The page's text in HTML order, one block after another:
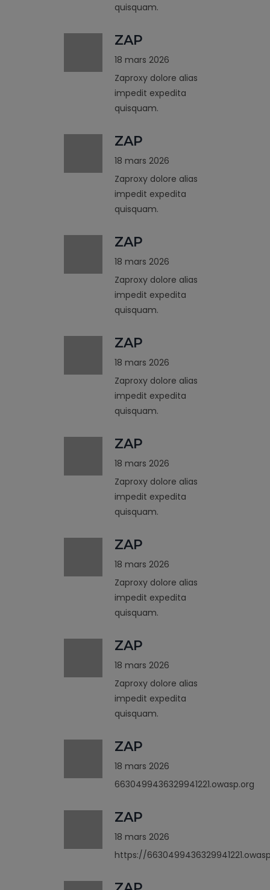
quisquam.
ZAP
18 mars 2026
Zaproxy dolore alias
impedit expedita
quisquam.
ZAP
18 mars 2026
Zaproxy dolore alias
impedit expedita
quisquam.
ZAP
18 mars 2026
Zaproxy dolore alias
impedit expedita
quisquam.
ZAP
18 mars 2026
Zaproxy dolore alias
impedit expedita
quisquam.
ZAP
18 mars 2026
Zaproxy dolore alias
impedit expedita
quisquam.
ZAP
18 mars 2026
Zaproxy dolore alias
impedit expedita
quisquam.
ZAP
18 mars 2026
Zaproxy dolore alias
impedit expedita
quisquam.
ZAP
18 mars 2026
6630499436329941221.owasp.org
ZAP
18 mars 2026
https://